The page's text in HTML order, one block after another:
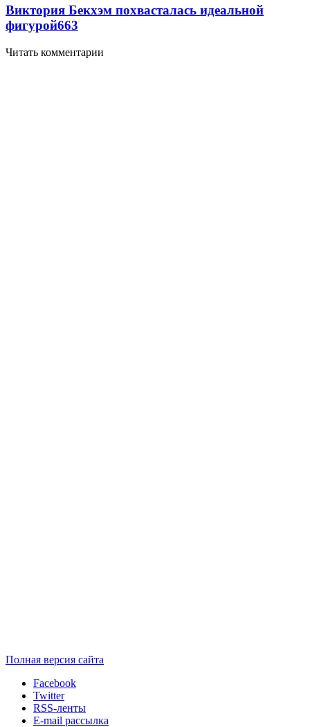
Виктория Бекхэм похвасталась идеальной
фигурой663
Читать комментарии
Полная версия сайта
Facebook
Twitter
RSS-ленты
E-mail рассылка